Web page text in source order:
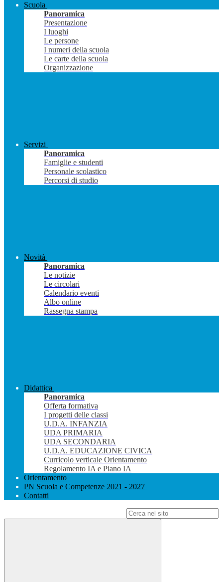
Scuola
Panoramica
Presentazione
I luoghi
Le persone
I numeri della scuola
Le carte della scuola
Organizzazione
Servizi
Panoramica
Famiglie e studenti
Personale scolastico
Percorsi di studio
Novità
Panoramica
Le notizie
Le circolari
Calendario eventi
Albo online
Rassegna stampa
Didattica
Panoramica
Offerta formativa
I progetti delle classi
U.D.A. INFANZIA
UDA PRIMARIA
UDA SECONDARIA
U.D.A. EDUCAZIONE CIVICA
Curricolo verticale Orientamento
Regolamento IA e Piano IA
Orientamento
PN Scuola e Competenze 2021 - 2027
Contatti